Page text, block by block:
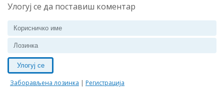
Улогуј се да поставиш коментар
Улогуј се
Заборављена лозинка | Регистрација